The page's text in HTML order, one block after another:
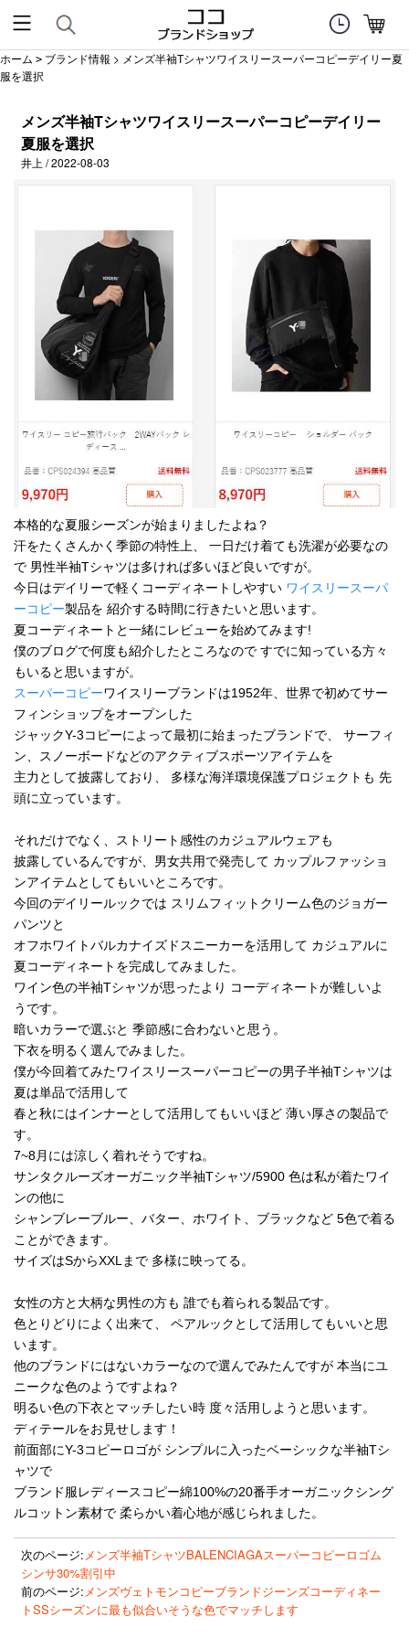
ホーム > ブランド情報 > メンズ半袖Tシャツワイスリースーパーコピーデイリー夏
服を選択
メンズ半袖Tシャツワイスリースーパーコピーデイリー
夏服を選択
井上 / 2022-08-03
本格的な夏服シーズンが始まりましたよね？
汗をたくさんかく季節の特性上、 一日だけ着ても洗濯が必要なの
で 男性半袖Tシャツは多ければ多いほど良いですが。
今日はデイリーで軽くコーディネートしやすい ワイスリースーパ
ーコピー製品を 紹介する時間に行きたいと思います。
夏コーディネートと一緒にレビューを始めてみます!
僕のブログで何度も紹介したところなので すでに知っている方々
もいると思いますが。
スーパーコピーワイスリーブランドは1952年、世界で初めてサー
フィンショップをオープンした
ジャックY-3コピーによって最初に始まったブランドで、 サーフィ
ン、スノーボードなどのアクティブスポーツアイテムを
主力として披露しており、 多様な海洋環境保護プロジェクトも 先
頭に立っています。
それだけでなく、ストリート感性のカジュアルウェアも
披露しているんですが、男女共用で発売して カップルファッショ
ンアイテムとしてもいいところです。
今回のデイリールックでは スリムフィットクリーム色のジョガー
パンツと
オフホワイトバルカナイズドスニーカーを活用して カジュアルに
夏コーディネートを完成してみました。
ワイン色の半袖Tシャツが思ったより コーディネートが難しいよ
うです。
暗いカラーで選ぶと 季節感に合わないと思う。
下衣を明るく選んでみました。
僕が今回着てみたワイスリースーパーコピーの男子半袖Tシャツは
夏は単品で活用して
春と秋にはインナーとして活用してもいいほど 薄い厚さの製品で
す。
7~8月には涼しく着れそうですね。
サンタクルーズオーガニック半袖Tシャツ/5900 色は私が着たワイ
ンの他に
シャンブレーブルー、バター、ホワイト、ブラックなど 5色で着る
ことができます。
サイズはSからXXLまで 多様に映ってる。
女性の方と大柄な男性の方も 誰でも着られる製品です。
色とりどりによく出来て、 ペアルックとして活用してもいいと思
います。
他のブランドにはないカラーなので選んでみたんですが 本当にユ
ニークな色のようですよね？
明るい色の下衣とマッチしたい時 度々活用しようと思います。
ディテールをお見せします！
前面部にY-3コピーロゴが シンプルに入ったベーシックな半袖Tシ
ャツで
ブランド服レディースコピー綿100%の20番手オーガニックシング
ルコットン素材で 柔らかい着心地が感じられました。
次のページ: メンズ半袖TシャツBALENCIAGAスーパーコピーロゴム
シンサ30%割引中
前のページ: メンズヴェトモンコピーブランドジーンズコーディネー
トSSシーズンに最も似合いそうな色でマッチします